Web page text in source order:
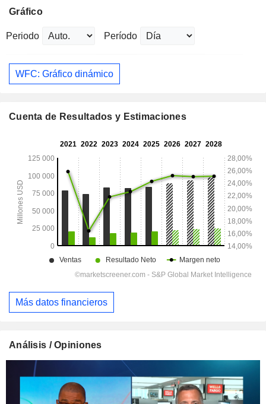
Gráfico
Periodo Período
WFC: Gráfico dinámico
Cuenta de Resultados y Estimaciones
Más datos financieros
Análisis / Opiniones